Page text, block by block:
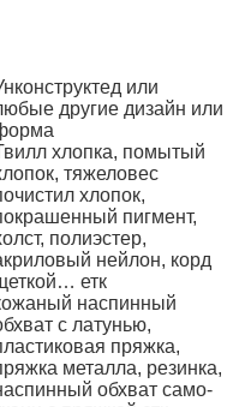
или
другие дизайн или
хлопка, помытый
тяжеловес
хлопок,
пигмент,
полиэстер,
нейлон, корд
етк
наспинный
с латунью,
пряжка,
металла, резинка,
обхват само-